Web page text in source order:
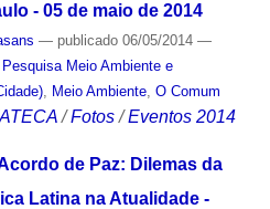
- 05 de maio de 2014
— publicado06/05/2014 —
Meio Ambiente e
, Meio Ambiente, O Comum
/Fotos /Eventos 2014
de Paz: Dilemas da
Latina na Atualidade -